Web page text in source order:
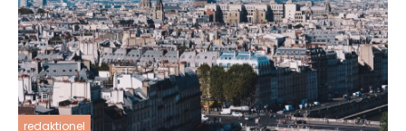
redaktionel